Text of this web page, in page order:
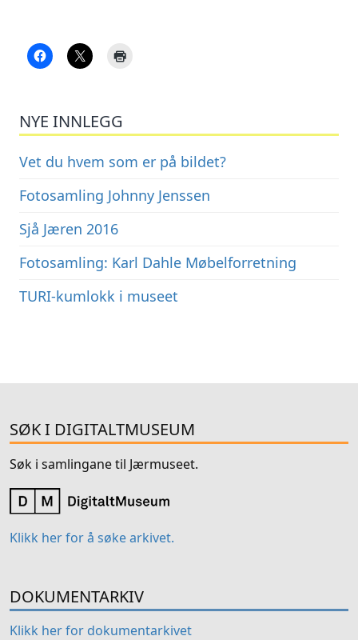
NYE INNLEGG
Vet du hvem som er på bildet?
Fotosamling Johnny Jenssen
Sjå Jæren 2016
Fotosamling: Karl Dahle Møbelforretning
TURI-kumlokk i museet
SØK I DIGITALTMUSEUM
Søk i samlingane til Jærmuseet.
Klikk her for å søke arkivet.
DOKUMENTARKIV
Klikk her for dokumentarkivet